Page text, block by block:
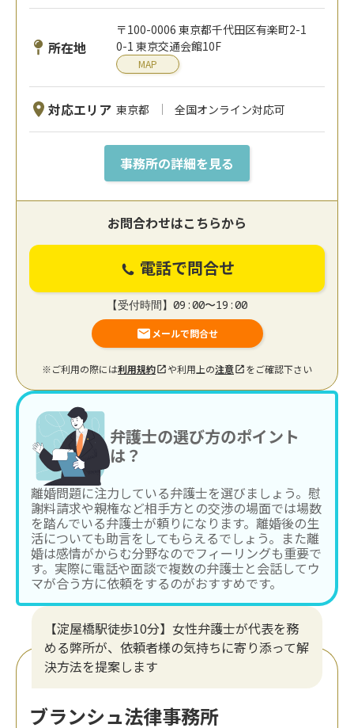
所在地
〒100-0006 東京都千代田区有楽町2-1
0-1 東京交通会館10F
MAP
対応エリア 東京都 全国オンライン対応可
事務所の詳細を見る
お問合わせはこちらから
電話で問合せ
【受付時間】09:00〜19:00
メールで問合せ
※ご利用の際には利用規約 や利用上の注意 をご確認下さい
弁護士の選び方のポイント
は？
離婚問題に注力している弁護士を選びましょう。慰
謝料請求や親権など相手方との交渉の場面では場数
を踏んでいる弁護士が頼りになります。離婚後の生
活についても助言をしてもらえるでしょう。また離
婚は感情がからむ分野なのでフィーリングも重要で
す。実際に電話や面談で複数の弁護士と会話してウ
マが合う方に依頼をするのがおすすめです。
【淀屋橋駅徒歩10分】女性弁護士が代表を務
める弊所が、依頼者様の気持ちに寄り添って解
決方法を提案します
ブランシュ法律事務所